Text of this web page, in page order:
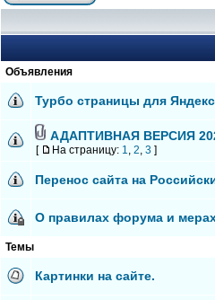
Объявления
Турбо страницы для
АДАПТИВНАЯ ВЕРСИЯ
[ На страницу: 1, 2, 3 ]
Перенос сайта на
О правилах форума и
Темы
Картинки на сайте.